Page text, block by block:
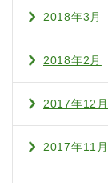
2018年3月
2018年2月
2017年12月
2017年11月